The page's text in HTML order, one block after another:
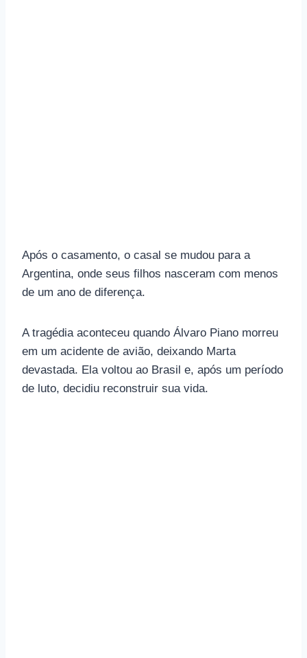
Após o casamento, o casal se mudou para a
Argentina, onde seus filhos nasceram com menos
de um ano de diferença.
A tragédia aconteceu quando Álvaro Piano morreu
em um acidente de avião, deixando Marta
devastada. Ela voltou ao Brasil e, após um período
de luto, decidiu reconstruir sua vida.